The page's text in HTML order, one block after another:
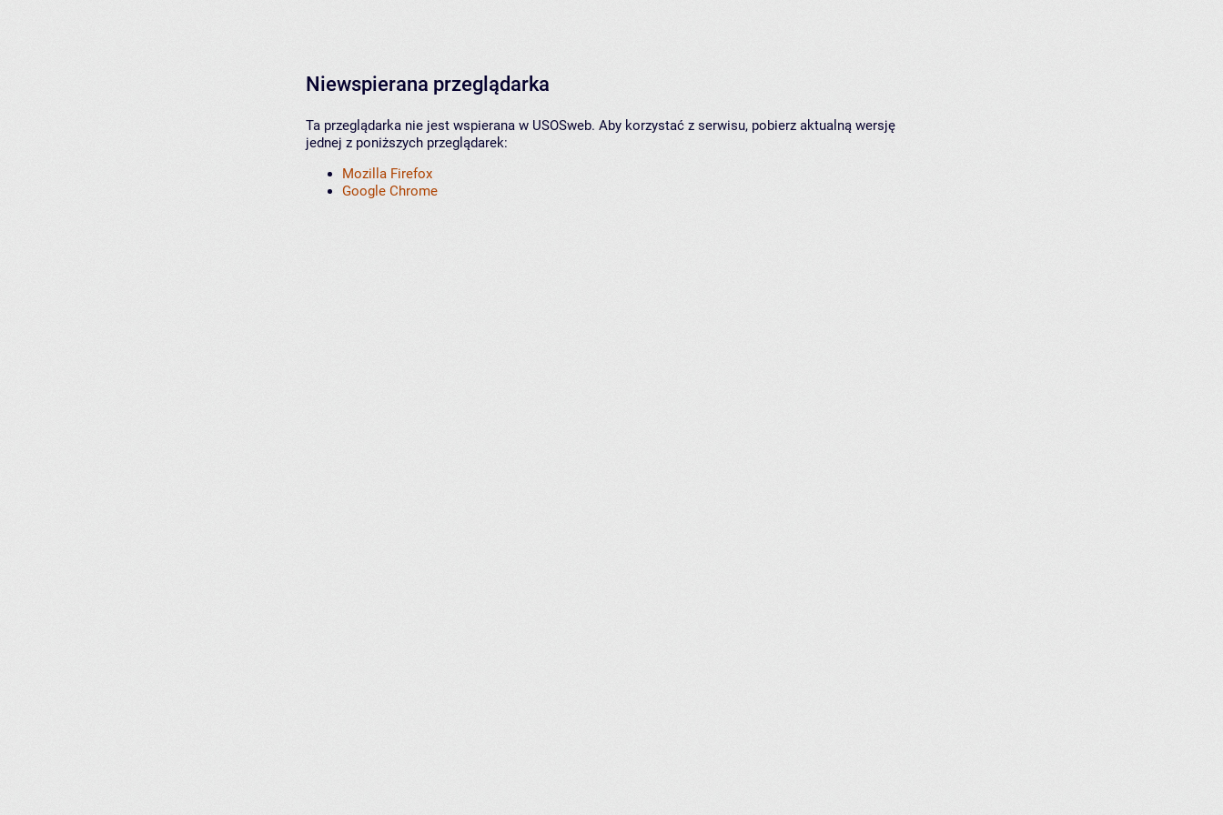
Niewspierana przeglądarka
Ta przeglądarka nie jest wspierana w USOSweb. Aby korzystać z serwisu, pobierz aktualną wersję
jednej z poniższych przeglądarek:
Mozilla Firefox
Google Chrome